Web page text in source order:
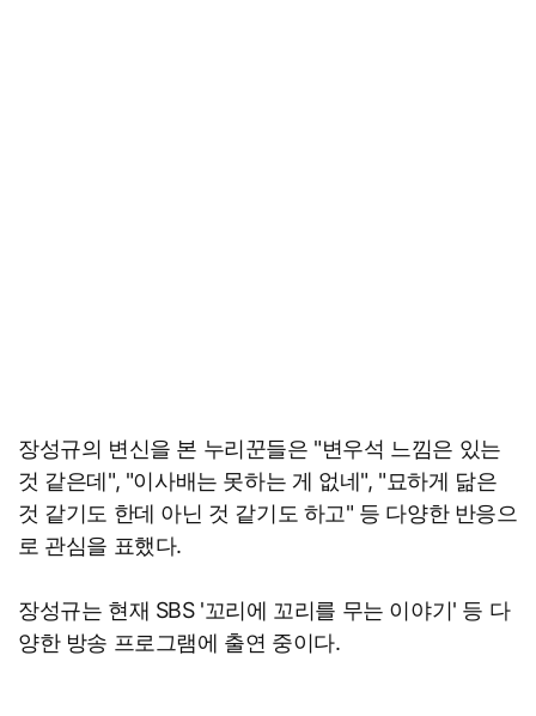
장성규의 변신을 본 누리꾼들은 "변우석 느낌은 있는
것 같은데", "이사배는 못하는 게 없네", "묘하게 닮은
것 같기도 한데 아닌 것 같기도 하고" 등 다양한 반응으
로 관심을 표했다.
장성규는 현재 SBS '꼬리에 꼬리를 무는 이야기' 등 다
양한 방송 프로그램에 출연 중이다.